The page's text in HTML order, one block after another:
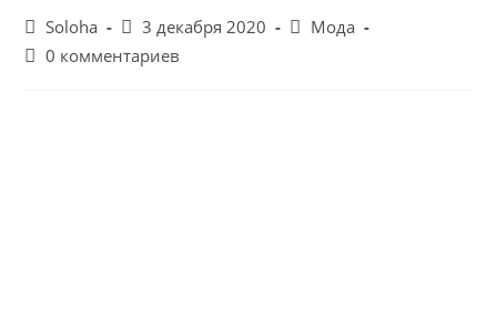
Post
author:
Soloha
Запись
опубликована:
3 декабря 2020
PostМода
Post0 комментариев